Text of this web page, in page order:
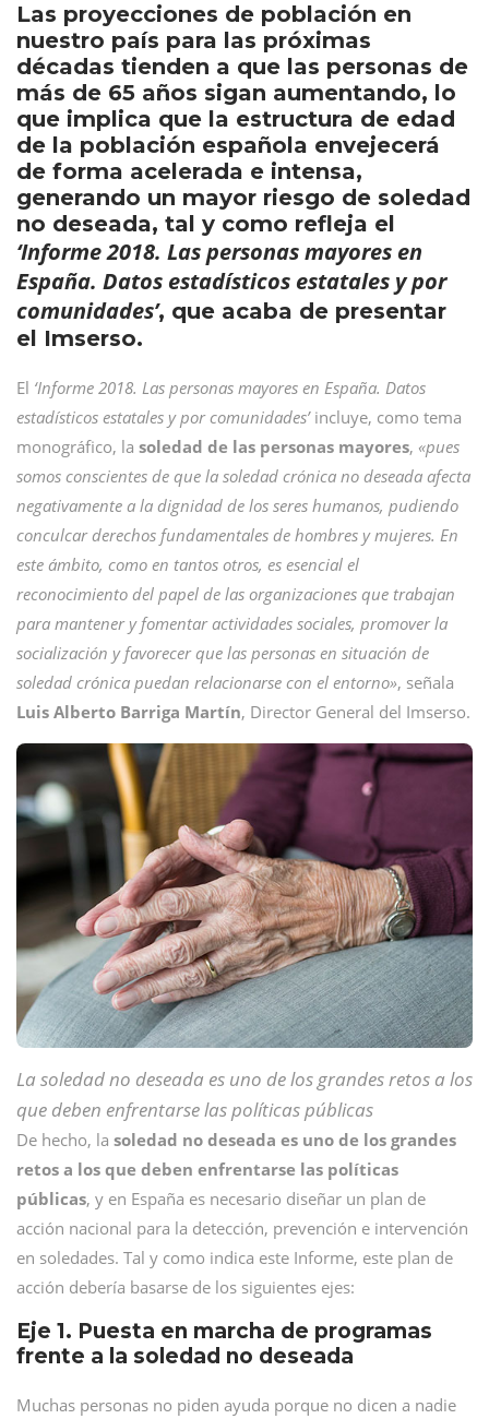
Las proyecciones de población en
nuestro país para las próximas
décadas tienden a que las personas de
más de 65 años sigan aumentando, lo
que implica que la estructura de edad
de la población española envejecerá
de forma acelerada e intensa,
generando un mayor riesgo de soledad
no deseada, tal y como refleja el
‘Informe 2018. Las personas mayores en
España. Datos estadísticos estatales y por
comunidades’, que acaba de presentar
el Imserso.
El ‘Informe 2018. Las personas mayores en España. Datos
estadísticos estatales y por comunidades’incluye, como tema
monográfico, la soledad de las personas mayores, «pues
somos conscientes de que la soledad crónica no deseada afecta
negativamente a la dignidad de los seres humanos, pudiendo
conculcar derechos fundamentales de hombres y mujeres. En
este ámbito, como en tantos otros, es esencial el
reconocimiento del papel de las organizaciones que trabajan
para mantener y fomentar actividades sociales, promover la
socialización y favorecer que las personas en situación de
soledad crónica puedan relacionarse con el entorno», señala
Luis Alberto Barriga Martín, Director General del Imserso.
La soledad no deseada es uno de los grandes retos a los
que deben enfrentarse las políticas públicas
De hecho, la soledad no deseada es uno de los grandes
retos a los que deben enfrentarse las políticas
públicas, y en España es necesario diseñar un plan de
acción nacional para la detección, prevención e intervención
en soledades. Tal y como indica este Informe, este plan de
acción debería basarse de los siguientes ejes:
Eje 1. Puesta en marcha de programas
frente a la soledad no deseada
Muchas personas no piden ayuda porque no dicen a nadie